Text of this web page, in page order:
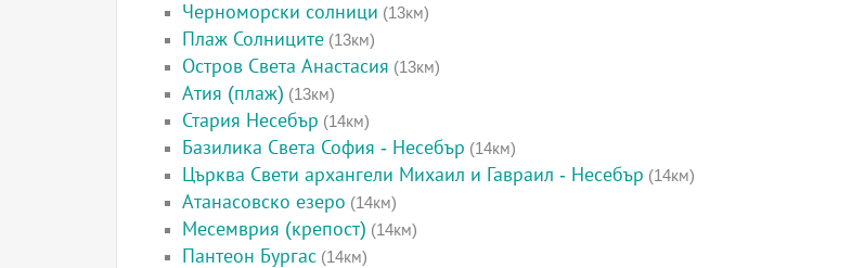
Черноморски солници (13км)
Плаж Солниците (13км)
Остров Света Анастасия (13км)
Атия (плаж) (13км)
Стария Несебър (14км)
Базилика Света София - Несебър (14км)
Църква Свети архангели Михаил и Гавраил - Несебър (14км)
Атанасовско езеро (14км)
Месемврия (крепост) (14км)
Пантеон Бургас (14км)